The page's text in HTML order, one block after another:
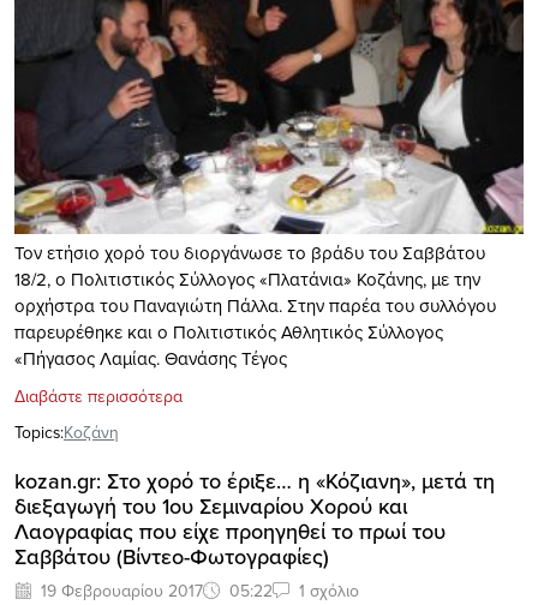
Τον ετήσιο χορό του διοργάνωσε το βράδυ του Σαββάτου
18/2, ο Πολιτιστικός Σύλλογος «Πλατάνια» Κοζάνης, με την
ορχήστρα του Παναγιώτη Πάλλα. Στην παρέα του συλλόγου
παρευρέθηκε και ο Πολιτιστικός Αθλητικός Σύλλογος
«Πήγασος Λαμίας. Θανάσης Τέγος
Διαβάστε περισσότερα
Topics:Κοζάνη
kozan.gr: Στο χορό το έριξε… η «Κόζιανη», μετά τη
διεξαγωγή του 1ου Σεμιναρίου Χορού και
Λαογραφίας που είχε προηγηθεί το πρωί του
Σαββάτου (Βίντεο-Φωτογραφίες)
19 Φεβρουαρίου 2017 05:22 1 σχόλιο